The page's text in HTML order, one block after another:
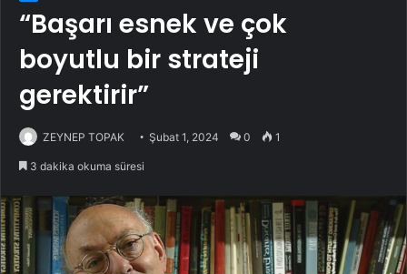
“Başarı esnek ve çok
boyutlu bir strateji
gerektirir”
ZEYNEP TOPAK Şubat 1, 2024 0 1
3 dakika okuma süresi